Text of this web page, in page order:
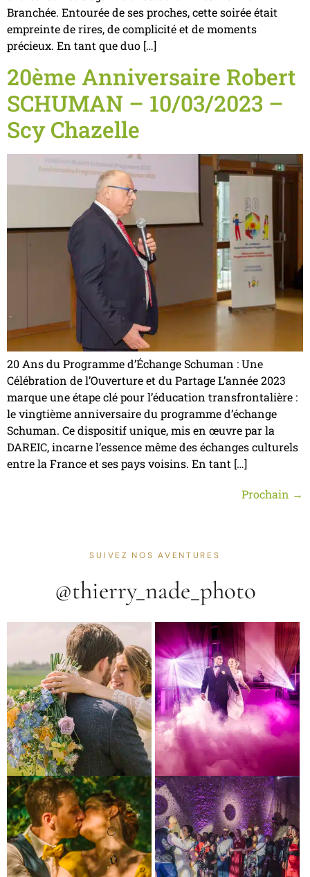
Branchée. Entourée de ses proches, cette soirée était
empreinte de rires, de complicité et de moments
précieux. En tant que duo […]
20ème Anniversaire Robert
SCHUMAN – 10/03/2023 –
Scy Chazelle
20 Ans du Programme d’Échange Schuman : Une
Célébration de l’Ouverture et du Partage L’année 2023
marque une étape clé pour l’éducation transfrontalière :
le vingtième anniversaire du programme d’échange
Schuman. Ce dispositif unique, mis en œuvre par la
DAREIC, incarne l’essence même des échanges culturels
entre la France et ses pays voisins. En tant […]
Prochain →
SUIVEZ NOS AVENTURES
@thierry_nade_photo